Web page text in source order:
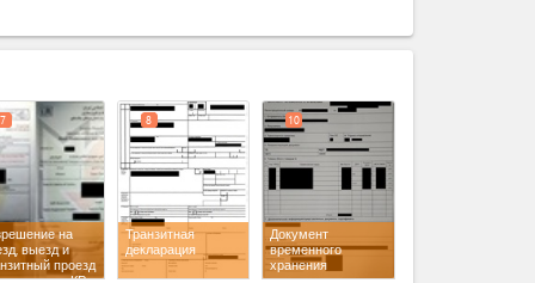
expand_less
на
выезд и
проезд
7
Транзитная
декларация
8
Документ
временного
хранения
10